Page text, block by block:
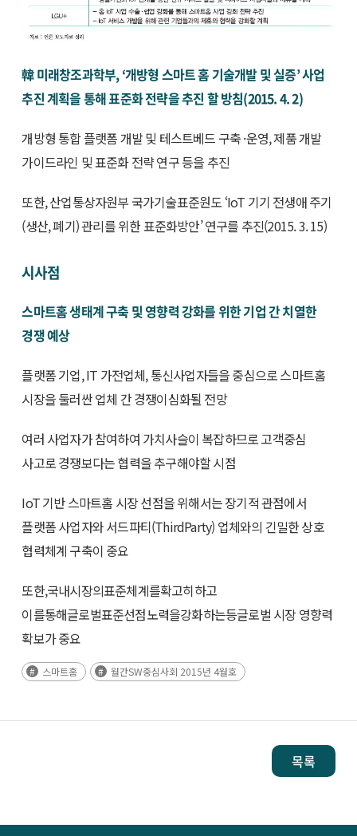
韓 미래창조과학부, ‘개방형 스마트 홈 기술개발 및 실증’ 사업
추진 계획을 통해 표준화 전략을 추진 할 방침(2015. 4. 2)
개방형 통합 플랫폼 개발 및 테스트베드 구축 ·운영, 제품 개발
가이드라인 및 표준화 전략 연구 등을 추진
또한, 산업통상자원부 국가기술표준원도 ‘IoT 기기 전생애 주기
(생산, 폐기) 관리를 위한 표준화방안’ 연구를 추진(2015. 3. 15)
시사점
스마트홈 생태계 구축 및 영향력 강화를 위한 기업 간 치열한
경쟁 예상
플랫폼 기업, IT 가전업체, 통신사업자들을 중심으로 스마트홈
시장을 둘러싼 업체 간 경쟁이심화될 전망
여러 사업자가 참여하여 가치사슬이 복잡하므로 고객중심
사고로 경쟁보다는 협력을 추구해야할 시점
IoT 기반 스마트홈 시장 선점을 위해서는 장기적 관점에서
플랫폼 사업자와 서드파티(ThirdParty) 업체와의 긴밀한 상호
협력체계 구축이 중요
또한,국내시장의표준체계를확고히하고
이를통해글로벌표준선점노력을강화하는등글로벌 시장 영향력
확보가 중요
스마트홈 월간SW중심사회 2015년 4월호
목록